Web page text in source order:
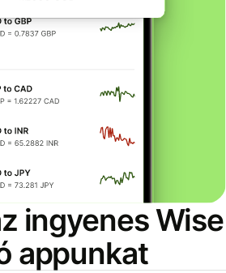
ingyenes Wise
appunkat